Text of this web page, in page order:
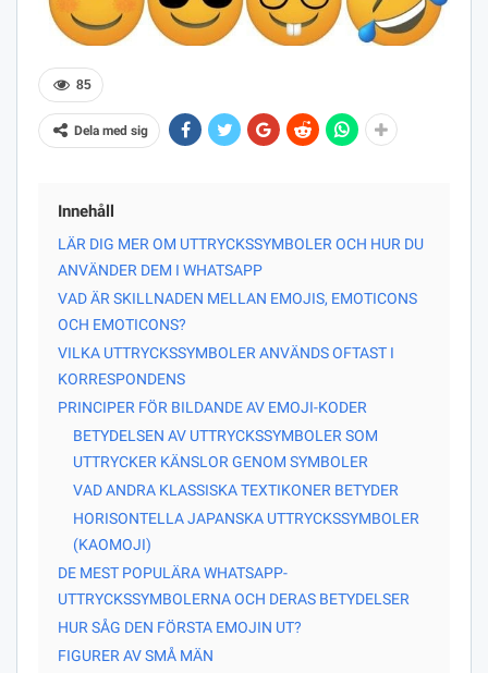
85
Dela med sig
Innehåll
LÄR DIG MER OM UTTRYCKSSYMBOLER OCH HUR DU
ANVÄNDER DEM I WHATSAPP
VAD ÄR SKILLNADEN MELLAN EMOJIS, EMOTICONS
OCH EMOTICONS?
VILKA UTTRYCKSSYMBOLER ANVÄNDS OFTAST I
KORRESPONDENS
PRINCIPER FÖR BILDANDE AV EMOJI-KODER
BETYDELSEN AV UTTRYCKSSYMBOLER SOM
UTTRYCKER KÄNSLOR GENOM SYMBOLER
VAD ANDRA KLASSISKA TEXTIKONER BETYDER
HORISONTELLA JAPANSKA UTTRYCKSSYMBOLER
(KAOMOJI)
DE MEST POPULÄRA WHATSAPP-
UTTRYCKSSYMBOLERNA OCH DERAS BETYDELSER
HUR SÅG DEN FÖRSTA EMOJIN UT?
FIGURER AV SMÅ MÄN